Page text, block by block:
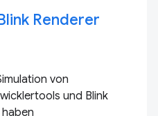
Renderer
von
und Blink